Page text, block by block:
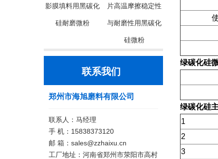
影膜填料用黑碳化
硅耐磨微粉
片高温摩擦稳定性
与耐磨性用黑碳化
硅微粉
联系我们
郑州市海旭磨料有限公司
联系人：马经理
手 机：15838373120
邮 箱：sales@zzhaixu.cn
工厂地址：河南省郑州市荥阳市高村
绿碳化硅
绿碳化硅
1
2
3